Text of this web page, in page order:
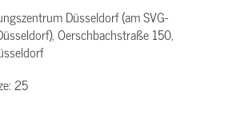
Düsseldorf (am SVG-
Oerschbachstraße 150,
25